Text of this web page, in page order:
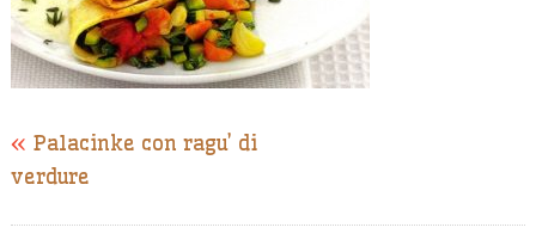
« Palacinke con ragu’ di
verdure